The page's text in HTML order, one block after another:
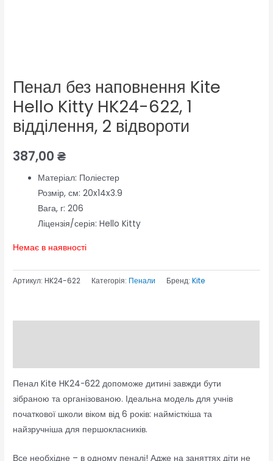
Пенал без наповнення Kite
Hello Kitty HK24-622, 1
відділення, 2 відвороти
387,00₴
Матеріал: Поліестер
Розмір, см: 20x14x3.9
Вага, г: 206
Ліцензія/серія: Hello Kitty
Немає в наявності
Артикул:HK24-622 Категорія: Пенали Бренд:Kite
Пенал Kite HK24-622 допоможе дитині завжди бути
зібраною та організованою. Ідеальна модель для учнів
початкової школи віком від 6 років: наймісткіша та
найзручніша для першокласників.
Все необхідне – в одному пеналі! Адже на заняттях діти не